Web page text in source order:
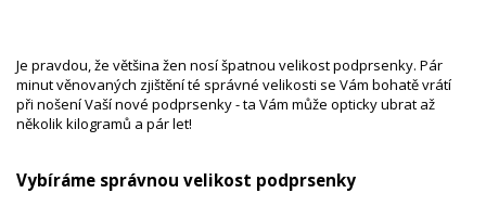
Je pravdou, že většina žen nosí špatnou velikost podprsenky. Pár
minut věnovaných zjištění té správné velikosti se Vám bohatě vrátí
při nošení Vaší nové podprsenky - ta Vám může opticky ubrat až
několik kilogramů a pár let!
Vybíráme správnou velikost podprsenky